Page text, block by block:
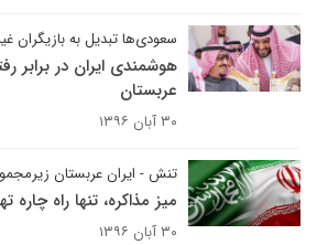
سعودی‌ها تبدیل به بازیگران
هوشمندی ایران در برابر
عربستان
۳۰ آبان ۱۳۹۶
تنش - ایران عربستان
میز مذاکره، تنها راه چاره
۳۰ آبان ۱۳۹۶